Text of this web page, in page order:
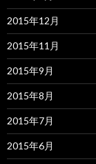
2015年12月
2015年11月
2015年9月
2015年8月
2015年7月
2015年6月